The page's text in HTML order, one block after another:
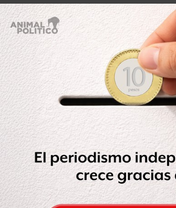
03 de octubre, 2011
Compartir
Compartir